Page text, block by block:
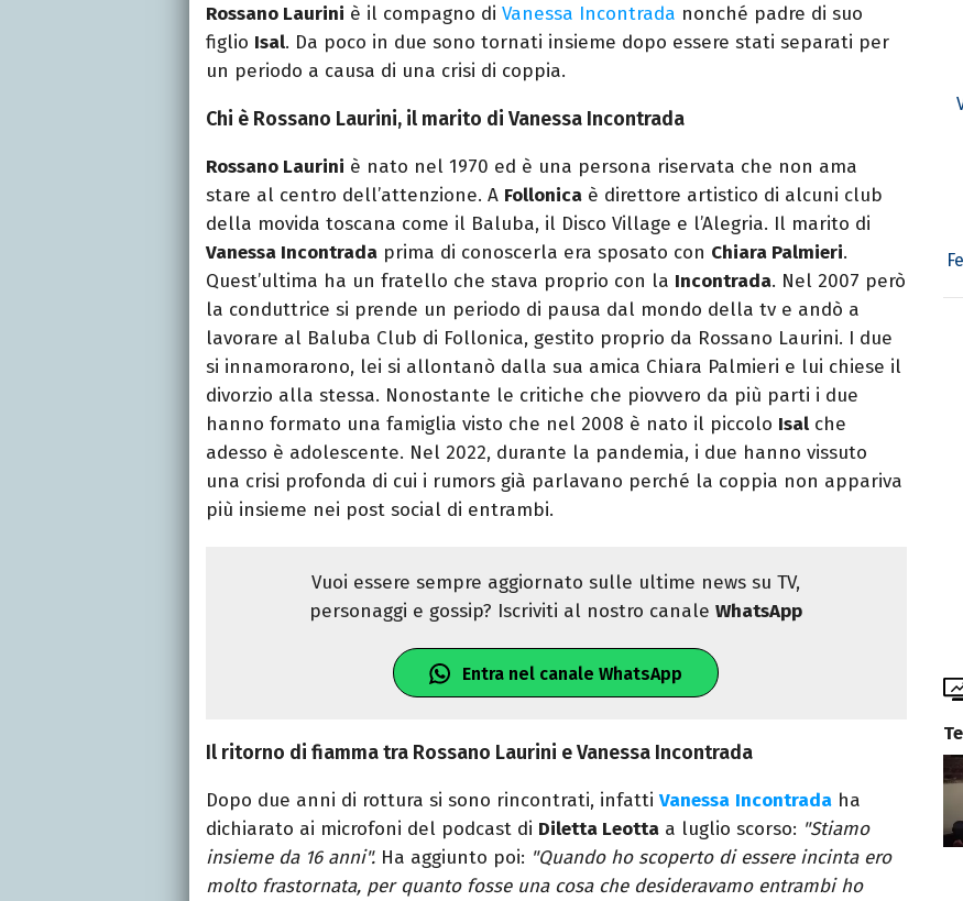
Rossano Laurini è il compagno di Vanessa Incontrada nonché padre di suo
figlio Isal. Da poco in due sono tornati insieme dopo essere stati separati per
un periodo a causa di una crisi di coppia.
Chi è Rossano Laurini, il marito di Vanessa Incontrada
Rossano Laurini è nato nel 1970 ed è una persona riservata che non ama
stare al centro dell’attenzione. A Follonica è direttore artistico di alcuni club
della movida toscana come il Baluba, il Disco Village e l’Alegria. Il marito di
Vanessa Incontrada prima di conoscerla era sposato con Chiara Palmieri.
Quest’ultima ha un fratello che stava proprio con la Incontrada. Nel 2007 però
la conduttrice si prende un periodo di pausa dal mondo della tv e andò a
lavorare al Baluba Club di Follonica, gestito proprio da Rossano Laurini. I due
si innamorarono, lei si allontanò dalla sua amica Chiara Palmieri e lui chiese il
divorzio alla stessa. Nonostante le critiche che piovvero da più parti i due
hanno formato una famiglia visto che nel 2008 è nato il piccolo Isal che
adesso è adolescente. Nel 2022, durante la pandemia, i due hanno vissuto
una crisi profonda di cui i rumors già parlavano perché la coppia non appariva
più insieme nei post social di entrambi.
Vuoi essere sempre aggiornato sulle ultime news su TV,
personaggi e gossip? Iscriviti al nostro canaleWhatsApp
Entra nel canale WhatsApp
Il ritorno di fiamma tra Rossano Laurini e Vanessa Incontrada
Dopo due anni di rottura si sono rincontrati, infatti Vanessa Incontrada ha
dichiarato ai microfoni del podcast di Diletta Leotta a luglio scorso: "Stiamo
insieme da 16 anni". Ha aggiunto poi: "Quando ho scoperto di essere incinta ero
molto frastornata, per quanto fosse una cosa che desideravamo entrambi ho